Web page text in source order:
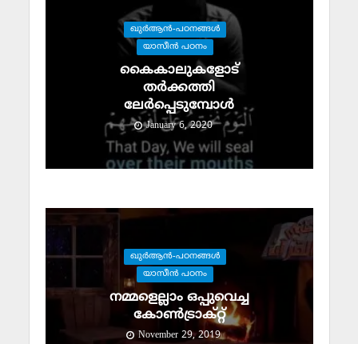
ഖുര്‍ആന്‍-പഠനങ്ങള്‍
യാസീന്‍ പഠനം
കൈകാലുകളോട്
തര്‍ക്കത്തി
ലേര്‍പ്പെടുമ്പോള്‍
January 6, 2020
ഖുര്‍ആന്‍-പഠനങ്ങള്‍
യാസീന്‍ പഠനം
നമ്മളെല്ലാം ഒപ്പുവെച്ച
കോണ്‍ട്രാക്റ്റ്
November 29, 2019